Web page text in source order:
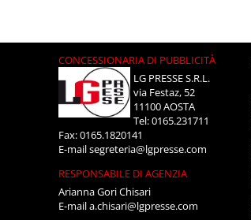
CONCESSIONARIA DI PUBBLICITÀ
LG PRESSE S.R.L.
via Festaz, 52
11100 AOSTA
Tel: 0165.231711
Fax: 0165.1820141
E-mailsegreteria@lgpresse.com
RESPONSABILE DI AGENZIA
Arianna Gori Chisari
E-maila.chisari@lgpresse.com